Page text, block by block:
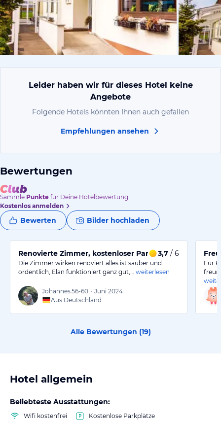
von
Leider haben wir für dieses Hotel keine
Angebote
Folgende Hotels könnten Ihnen auch gefallen
Empfehlungen ansehen
Bewertungen
Sammle Punkte für Deine Hotelbewertung.
Kostenlos anmelden
Bewerten Bilder hochladen
Renovierte Zimmer, kostenloser Parkplatz,
3,7 / 6
Die Zimmer wirken renoviert alles ist sauber und
ordentlich, Elan funktioniert ganz gut,…
weiterlesen
Johannes56-60 • Juni 2024
Aus Deutschland
Für
Alle Bewertungen (19)
Hotel allgemein
Beliebteste Ausstattungen:
Wifi kostenfrei Kostenlose Parkplätze